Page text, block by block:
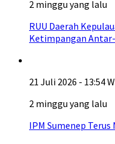
2 minggu yang lalu
RUU Daerah
Ketimpangan
21 Juli 2026 - 13:54
2 minggu yang lalu
IPM Sumenep